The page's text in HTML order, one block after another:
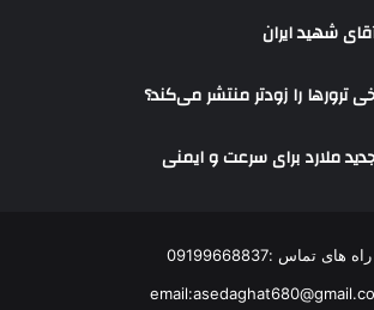
شهید ایران
ترورها را زودتر منتشر می‌کند؟
ملارد برای سرعت و ایمنی
راه های تماس :09199668837